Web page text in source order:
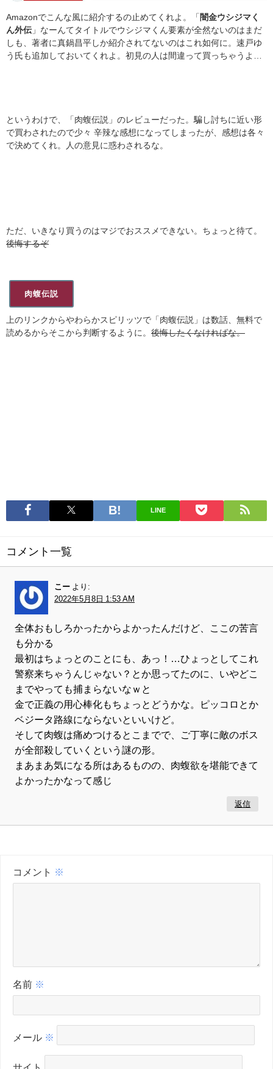
Amazonでこんな風に紹介するの止めてくれよ。「 闇金ウシジマく
ん外伝 」なーんてタイトルでウシジマくん要素が全然ないのはまだ
しも、著者に真鍋昌平しか紹介されてないのはこれ如何に。速戸ゆ
う氏も追加しておいてくれよ。初見の人は間違って買っちゃうよ…
というわけで、「肉蝮伝説」のレビューだった。騙し討ちに近い形
で買わされたので少々 辛辣な感想になってしまったが、感想は各々
で決めてくれ。人の意見に惑わされるな。
ただ、いきなり買うのはマジでおススメできない。ちょっと待て。
後悔するぞ
肉蝮伝説
上のリンクからやわらかスピリッツで「肉蝮伝説」は数話、無料で
読めるからそこから判断するように。 後悔したくなければな。
LINE
コメント一覧
こー より:
2022年5月8日 1:53 AM
全体おもしろかったからよかったんだけど、ここの苦言
も分かる
最初はちょっとのことにも、あっ！…ひょっとしてこれ
警察来ちゃうんじゃない？とか思ってたのに、いやどこ
までやっても捕まらないなｗと
金で正義の用心棒化もちょっとどうかな。ピッコロとか
ベジータ路線にならないといいけど。
そして肉蝮は痛めつけるとこまでで、ご丁寧に敵のボス
が全部殺していくという謎の形。
まあまあ気になる所はあるものの、肉蝮欲を堪能できて
よかったかなって感じ
返信
コメント ※
名前 ※
メール ※